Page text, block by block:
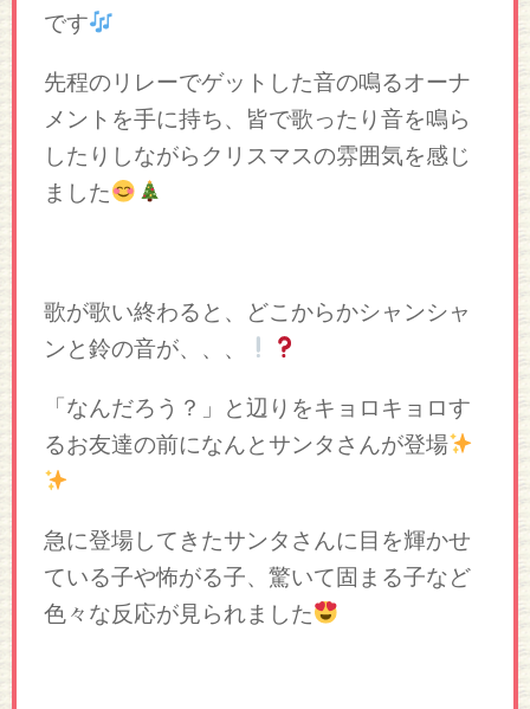
です
先程のリレーでゲットした音の鳴るオーナ
メントを手に持ち、皆で歌ったり音を鳴ら
したりしながらクリスマスの雰囲気を感じ
ました
歌が歌い終わると、どこからかシャンシャ
ンと鈴の音が、、、
「なんだろう？」と辺りをキョロキョロす
るお友達の前になんとサンタさんが登場
急に登場してきたサンタさんに目を輝かせ
ている子や怖がる子、驚いて固まる子など
色々な反応が見られました